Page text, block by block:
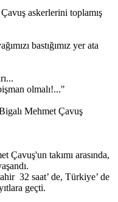
askerlerini toplamış
bastığımız yer ata
olmalı!..."
Mehmet Çavuş
Çavuş'un takımı arasında,
32 saat’ de, Türkiye’ de
geçti.